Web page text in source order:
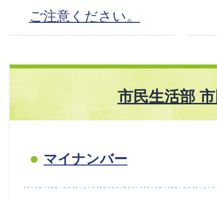
ご注意ください。
市民生活部
マイナンバー